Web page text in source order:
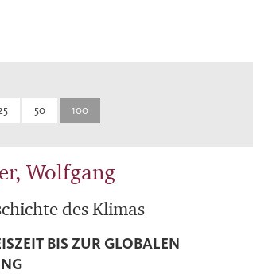
50 100
Wolfgang
des Klimas
BIS ZUR GLOBALEN